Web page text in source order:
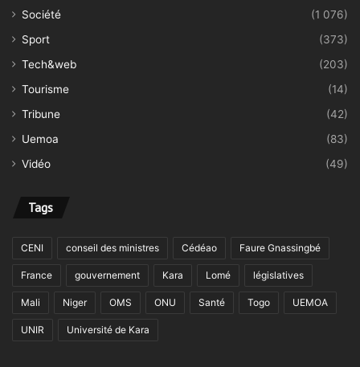
Société
(1 076)
Sport
(373)
Tech&web
(203)
Tourisme
(14)
Tribune
(42)
Uemoa
(83)
Vidéo
(49)
Tags
CENI conseil des ministres Cédéao Faure Gnassingbé
France gouvernement Kara Lomé législatives
Mali Niger OMS ONU Santé Togo UEMOA
UNIR Université de Kara